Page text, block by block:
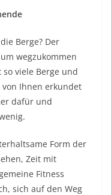
Berge? Der
wegzukommen
viele Berge und
Ihnen erkundet
dafür und
Form der
Zeit mit
Fitness
sich auf den Weg